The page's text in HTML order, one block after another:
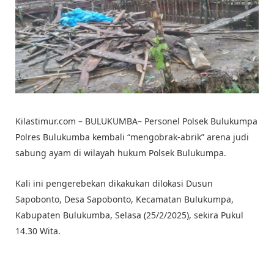
Kilastimur.com – BULUKUMBA– Personel Polsek Bulukumpa
Polres Bulukumba kembali “mengobrak-abrik” arena judi
sabung ayam di wilayah hukum Polsek Bulukumpa.
Kali ini pengerebekan dikakukan dilokasi Dusun
Sapobonto, Desa Sapobonto, Kecamatan Bulukumpa,
Kabupaten Bulukumba, Selasa (25/2/2025), sekira Pukul
14.30 Wita.